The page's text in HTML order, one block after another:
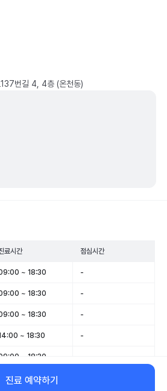
137번길 4, 4층 (온천동)
료시간 점심시간
~ 18:30 -
~ 18:30 -
~ 18:30 -
~ 18:30 -
~ 18:30
09:00 ~ 16:00
진료 예약하기